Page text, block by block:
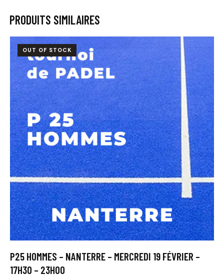
PRODUITS SIMILAIRES
OUT OF STOCK
P25 HOMMES – NANTERRE – MERCREDI 19 FÉVRIER –
17H30 – 23H00